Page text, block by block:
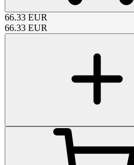
66.33 EUR
66.33 EUR